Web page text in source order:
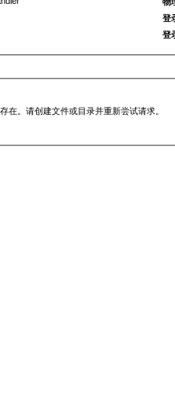
登
登
在。请创建文件或目录并重新尝试请求。